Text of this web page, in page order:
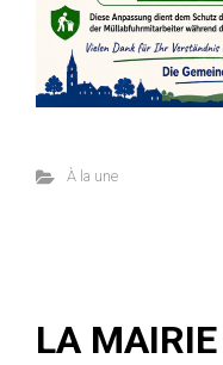
À la une
LA